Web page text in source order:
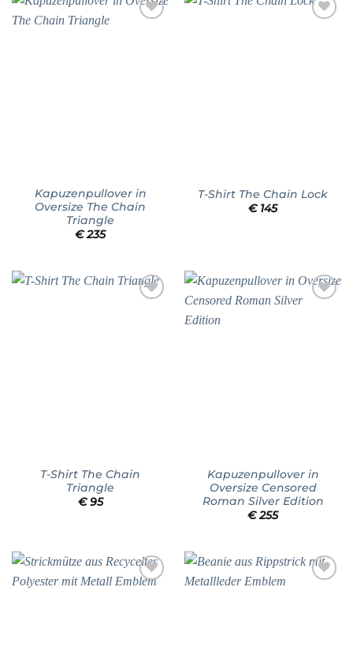
Kapuzenpullover in
Oversize The Chain
Triangle
€235
T-Shirt The Chain Lock
€145
T-Shirt The Chain
Triangle
€95
Kapuzenpullover in
Oversize Censored
Roman Silver Edition
€255